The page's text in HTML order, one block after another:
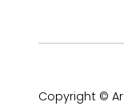
Copyright ©